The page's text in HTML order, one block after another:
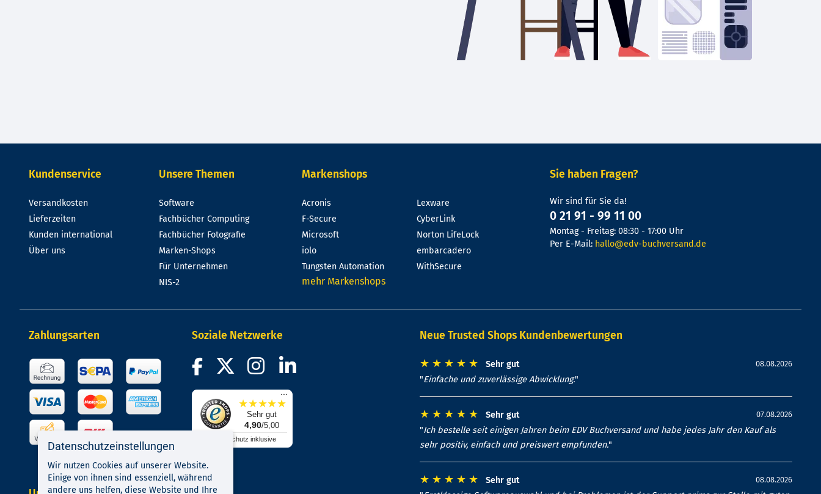
Kundenservice
Versandkosten
Lieferzeiten
Kunden international
Über uns
Unsere Themen
Software
Fachbücher Computing
Fachbücher Fotografie
Marken-Shops
Für Unternehmen
NIS-2
Markenshops
Acronis
F-Secure
Microsoft
iolo
Tungsten Automation
Lexware
CyberLink
Norton LifeLock
embarcadero
WithSecure
mehr Markenshops
Sie haben Fragen?
Wir sind für Sie da!
0 21 91 - 99 11 00
Montag - Freitag: 08:30 - 17:00 Uhr
Per E-Mail: hallo@edv-buchversand.de
Zahlungsarten Soziale Netzwerke
...
★★★★★
Sehr gut
4,90/5,00
Käuferschutz inklusive
Neue Trusted Shops Kundenbewertungen
★ ★ ★ ★ ★ Sehr gut 08.08.2026
"Einfache und zuverlässige Abwicklung."
★ ★ ★ ★ ★ Sehr gut 07.08.2026
"Ich bestelle seit einigen Jahren beim EDV Buchversand und habe jedes Jahr den Kauf als
sehr positiv, einfach und preiswert empfunden."
★ ★ ★ ★ ★ Sehr gut 08.08.2026
Datenschutzeinstellungen
Wir nutzen Cookies auf unserer Website.
Einige von ihnen sind essenziell, während
andere uns helfen, diese Website und Ihre